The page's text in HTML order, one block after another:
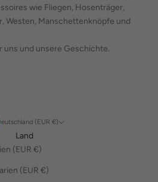
wie Fliegen, Hosenträger,
Westen, Manschettenknöpfe und
uns und unsere Geschichte.
Deutschland (EUR €)
Land
Belgien (EUR €)
Bulgarien (EUR €)